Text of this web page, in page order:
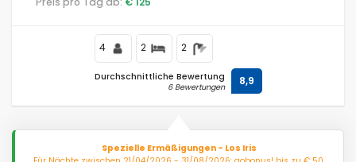
eines Golfplatzes, von Restaurants und Bars sowie eines
von Fuengirola entfernt.
4 2 2
Durchschnittliche Bewertung
6 Bewertungen 8,9
Spezielle Ermäßigungen - Los Iris